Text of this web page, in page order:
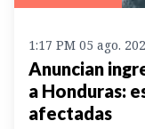
1:17 PM 05 ago.
Anuncian
a Honduras:
afectadas